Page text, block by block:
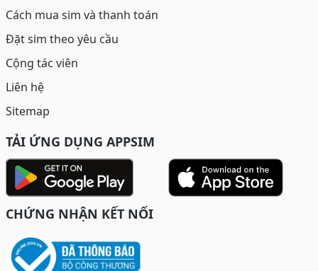
Cách mua sim và thanh toán
Đặt sim theo yêu cầu
Cộng tác viên
Liên hệ
Sitemap
TẢI ỨNG DỤNG APPSIM
CHỨNG NHẬN KẾT NỐI